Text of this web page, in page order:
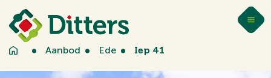
Aanbod Ede Iep 41